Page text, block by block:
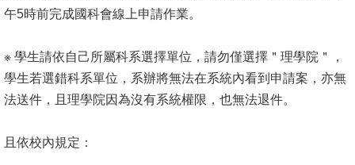
Curriculum
Student
Affairs
Alumni
Institute
午5時前完成國科會線上申請作業。
※ 學生請依自己所屬科系選擇單位，請勿僅選擇＂理學院＂，
學生若選錯科系單位，系辦將無法在系統內看到申請案，亦無
法送件，且理學院因為沒有系統權限，也無法退件。
且依校內規定：